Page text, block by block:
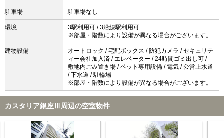
駐車場 駐車場なし
環境
3駅利用可 / 3沿線駅利用可
※部屋・階数により設備が異なる場合がございます。
建物設備
オートロック / 宅配ボックス / 防犯カメラ / セキュリテ
ィー会社加入済 / エレベーター / 24時間ゴミ出し可 /
敷地内ごみ置き場 / ペット専用設備 / 電気 / 公営上水道
/ 下水道 / 駐輪場
※部屋・階数により設備が異なる場合がございます。
カスタリア銀座Ⅲ周辺の空室物件